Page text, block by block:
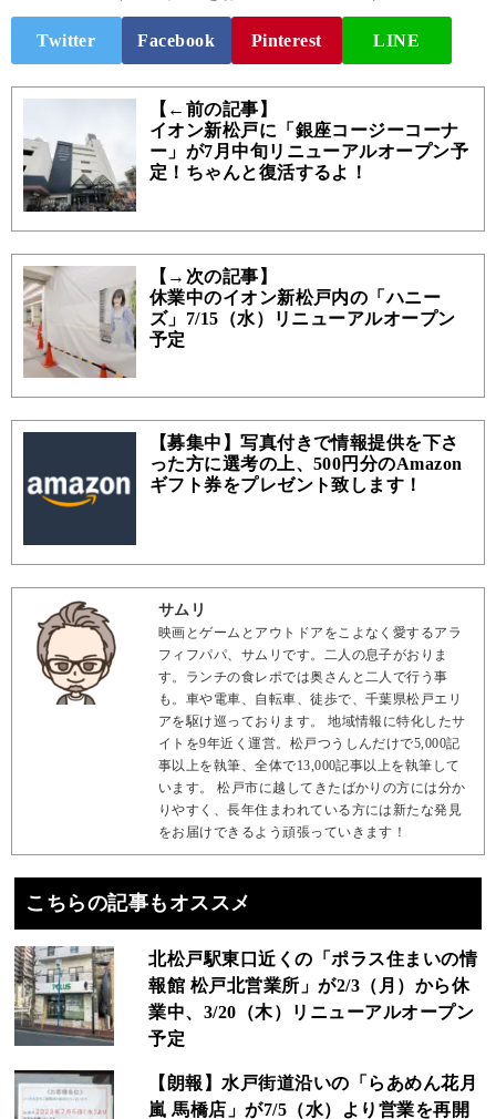
Twitter Facebook Pinterest LINE
【←前の記事】
イオン新松戸に「銀座コージーコーナ
ー」が7月中旬リニューアルオープン予
定！ちゃんと復活するよ！
【→次の記事】
休業中のイオン新松戸内の「ハニー
ズ」7/15（水）リニューアルオープン
予定
【募集中】写真付きで情報提供を下さ
った方に選考の上、500円分のAmazon
ギフト券をプレゼント致します！
サムリ
映画とゲームとアウトドアをこよなく愛するアラ
フィフパパ、サムリです。二人の息子がおりま
す。ランチの食レポでは奥さんと二人で行う事
も。車や電車、自転車、徒歩で、千葉県松戸エリ
アを駆け巡っております。 地域情報に特化したサ
イトを9年近く運営。松戸つうしんだけで5,000記
事以上を執筆、全体で13,000記事以上を執筆して
います。 松戸市に越してきたばかりの方には分か
りやすく、長年住まわれている方には新たな発見
をお届けできるよう頑張っていきます！
こちらの記事もオススメ
北松戸駅東口近くの「ポラス住まいの情
報館 松戸北営業所」が2/3（月）から休
業中、3/20（木）リニューアルオープン
予定
【朗報】水戸街道沿いの「らあめん花月
嵐 馬橋店」が7/5（水）より営業を再開